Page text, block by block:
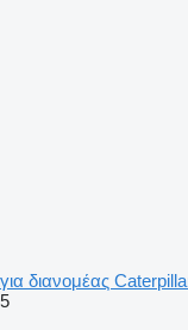
για διανομέας
5